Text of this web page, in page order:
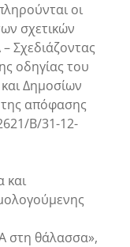
οι
σχετικών
Σχεδιάζοντας
οδηγίας του
Δημοσίων
απόφασης
Β/31-12-
και
στη θάλασσα»,